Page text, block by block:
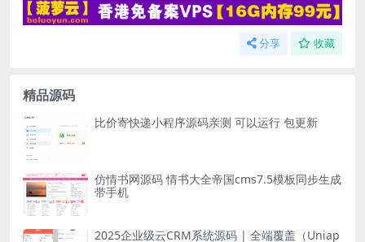
分享 收藏
精品源码
比价寄快递小程序源码亲测 可以运行 包更新
仿情书网源码 情书大全帝国cms7.5模板同步生成
带手机
2025企业级云CRM系统源码 | 全端覆盖（Uniap